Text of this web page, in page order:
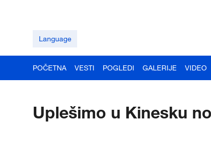
Language
POČETNA VESTI POGLEDI GALERIJE VIDEO
Uplešimo u Kinesku